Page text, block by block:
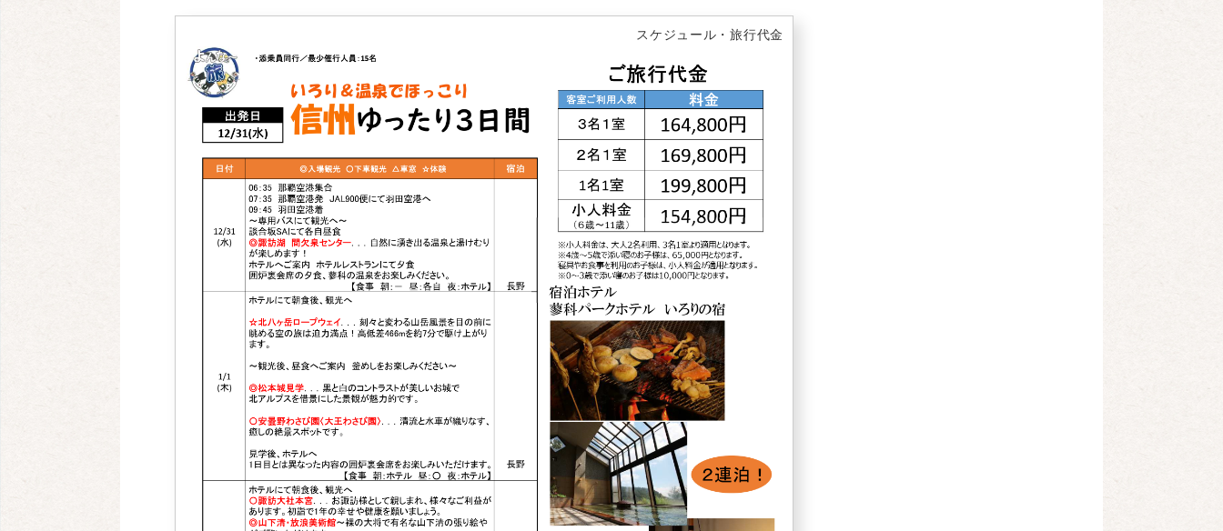
スケジュール・旅行代金